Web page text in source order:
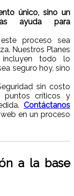
único, sino un
ayuda para
proceso sea
Nuestros Planes
incluyen todo lo
seguro hoy, sino
sin costo
puntos críticos y
Contáctanos
en un proceso
a la base